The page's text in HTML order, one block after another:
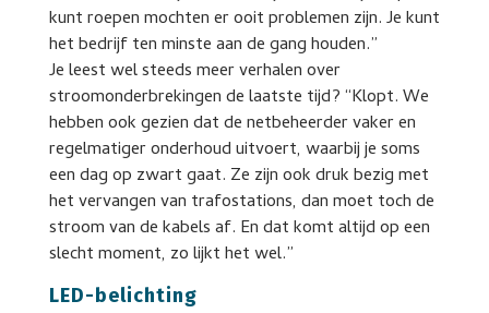
kunt roepen mochten er ooit problemen zijn. Je kunt
het bedrijf ten minste aan de gang houden.”
Je leest wel steeds meer verhalen over
stroomonderbrekingen de laatste tijd? “Klopt. We
hebben ook gezien dat de netbeheerder vaker en
regelmatiger onderhoud uitvoert, waarbij je soms
een dag op zwart gaat. Ze zijn ook druk bezig met
het vervangen van trafostations, dan moet toch de
stroom van de kabels af. En dat komt altijd op een
slecht moment, zo lijkt het wel.”
LED-belichting